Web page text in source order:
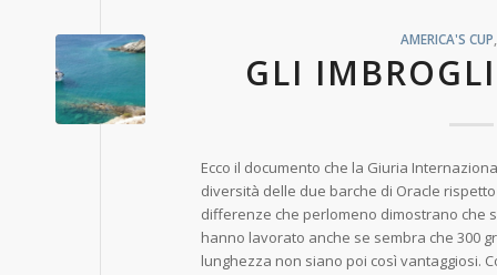
AMERICA'S CUP
GLI
Ecco il documento che la Giuria
diversità delle due barche di Oracle
differenze che perlomeno dimostrano che
hanno lavorato anche se sembra che 300
lunghezza non siano poi così vantaggiosi.